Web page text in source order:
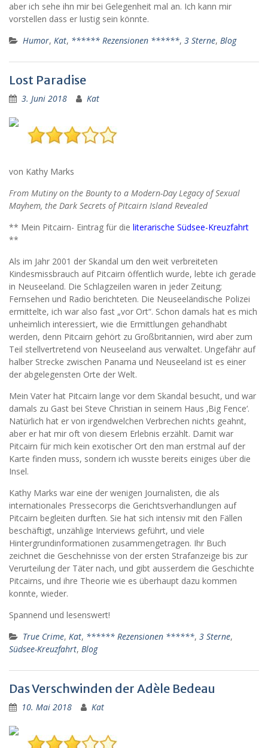
aber ich sehe ihn mir bei Gelegenheit mal an. Ich kann mir
vorstellen dass er lustig sein könnte.
Humor, Kat, ****** Rezensionen ******, 3 Sterne, Blog
Lost Paradise
3. Juni 2018 Kat
von Kathy Marks
From Mutiny on the Bounty to a Modern-Day Legacy of Sexual
Mayhem, the Dark Secrets of Pitcairn Island Revealed
** Mein Pitcairn- Eintrag für die literarische Südsee-Kreuzfahrt
**
Als im Jahr 2001 der Skandal um den weit verbreiteten
Kindesmissbrauch auf Pitcairn öffentlich wurde, lebte ich gerade
in Neuseeland. Die Schlagzeilen waren in jeder Zeitung;
Fernsehen und Radio berichteten. Die Neuseeländische Polizei
ermittelte, ich war also fast „vor Ort“. Schon damals hat es mich
unheimlich interessiert, wie die Ermittlungen gehandhabt
werden, denn Pitcairn gehört zu Großbritannien, wird aber zum
Teil stellvertretend von Neuseeland aus verwaltet. Ungefähr auf
halber Strecke zwischen Panama und Neuseeland ist es einer
der abgelegensten Orte der Welt.
Mein Vater hat Pitcairn lange vor dem Skandal besucht, und war
damals zu Gast bei Steve Christian in seinem Haus ‚Big Fence‘.
Natürlich hat er von irgendwelchen Verbrechen nichts geahnt,
aber er hat mir oft von diesem Erlebnis erzählt. Damit war
Pitcairn für mich kein exotischer Ort den man erstmal auf der
Karte finden muss, sondern ich wusste bereits einiges über die
Insel.
Kathy Marks war eine der wenigen Journalisten, die als
internationales Pressecorps die Gerichtsverhandlungen auf
Pitcairn begleiten durften. Sie hat sich intensiv mit den Fällen
beschäftigt, unzählige Interviews geführt, und viele
Hintergrundinformationen zusammengetragen. Ihr Buch
zeichnet die Geschehnisse von der ersten Strafanzeige bis zur
Verurteilung der Täter nach, und gibt ausserdem die Geschichte
Pitcairns, und ihre Theorie wie es überhaupt dazu kommen
konnte, wieder.
Spannend und lesenswert!
True Crime, Kat, ****** Rezensionen ******, 3 Sterne,
Südsee-Kreuzfahrt, Blog
Das Verschwinden der Adèle Bedeau
10. Mai 2018 Kat